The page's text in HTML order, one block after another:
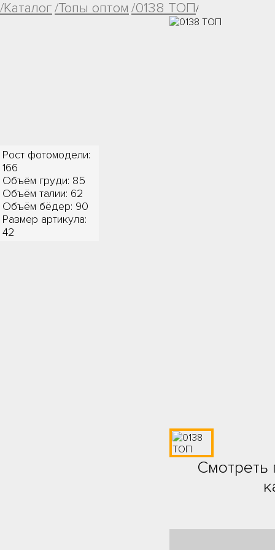
/Каталог/Топы оптом /0138 ТОП/
Смотреть
Рост фотомодели:
166
Объём груди: 85
Объём талии: 62
Объём бёдер: 90
Размер артикула:
42